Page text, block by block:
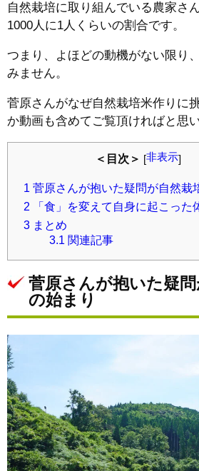
自然栽培に取り組んでいる農家さ
1000人に1人くらいの割合です。
つまり、よほどの動機がない限り
みません。
菅原さんがなぜ自然栽培米作りに
か動画も含めてご覧頂ければと思い
＜目次＞ [非表示]
1 菅原さんが抱いた疑問が自然栽
2 「食」を変えて自身に起こった
3 まとめ
3.1 関連記事
菅原さんが抱いた疑
の始まり